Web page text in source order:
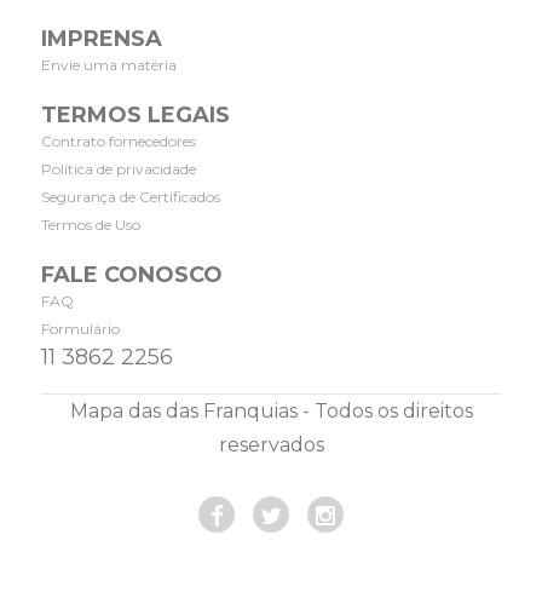
IMPRENSA
Envie uma matéria
TERMOS LEGAIS
Contrato fornecedores
Política de privacidade
Segurança de Certificados
Termos de Uso
FALE CONOSCO
FAQ
Formulário
11 3862 2256
Mapa das das Franquias - Todos os direitos
reservados